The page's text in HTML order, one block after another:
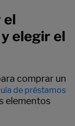
el
elegir el
comprar un
de préstamos
elementos